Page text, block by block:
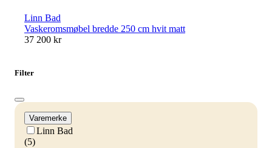
Linn Bad
Vaskeromsmøbel bredde 250 cm hvit matt
37 200 kr
Filter
Varemerke
Linn Bad
(5)